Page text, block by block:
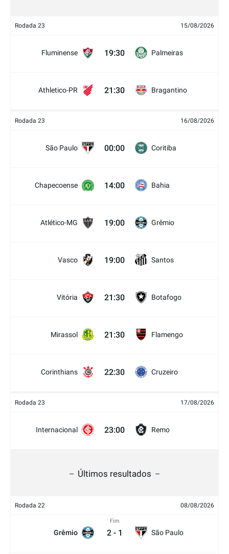
Rodada 23 15/08/2026
Fluminense 19:30 Palmeiras
Athletico-PR 21:30 Bragantino
Rodada 23 16/08/2026
São Paulo 00:00 Coritiba
Chapecoense 14:00 Bahia
Atlético-MG 19:00 Grêmio
Vasco 19:00 Santos
Vitória 21:30 Botafogo
Mirassol 21:30 Flamengo
Corinthians 22:30 Cruzeiro
Rodada 23 17/08/2026
Internacional 23:00 Remo
Últimos resultados
Rodada 22 08/08/2026
Grêmio
Fim
2 - 1 São Paulo